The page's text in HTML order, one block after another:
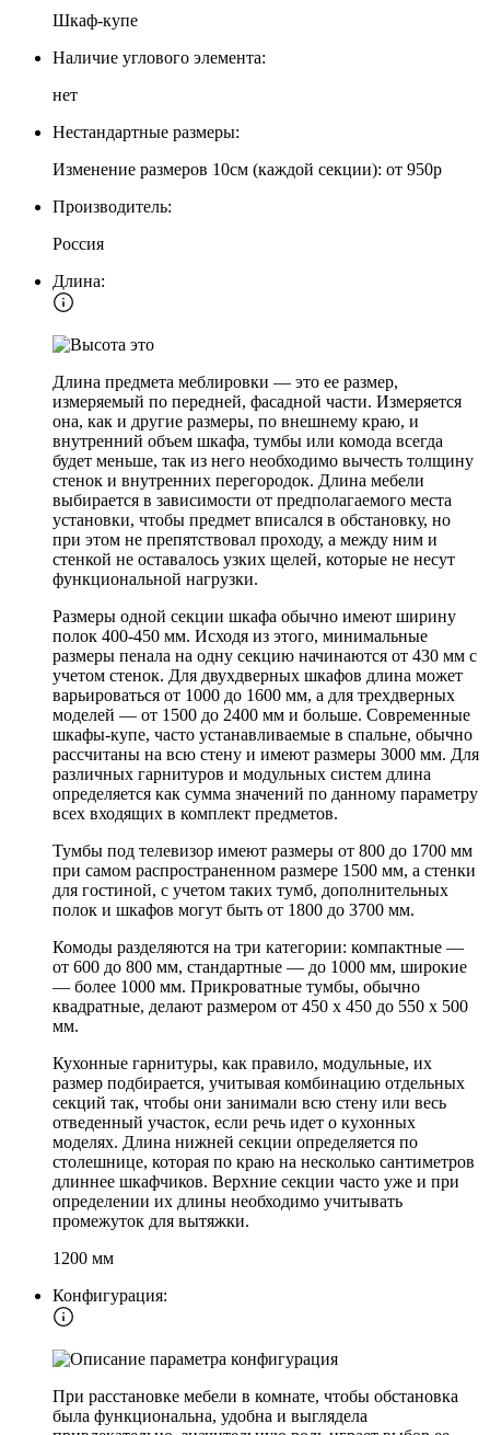
Шкаф-купе
Наличие углового элемента:
нет
Нестандартные размеры:
Изменение размеров 10см (каждой секции): от 950р
Производитель:
Россия
Длина:
Длина предмета меблировки — это ее размер,
измеряемый по передней, фасадной части. Измеряется
она, как и другие размеры, по внешнему краю, и
внутренний объем шкафа, тумбы или комода всегда
будет меньше, так из него необходимо вычесть толщину
стенок и внутренних перегородок. Длина мебели
выбирается в зависимости от предполагаемого места
установки, чтобы предмет вписался в обстановку, но
при этом не препятствовал проходу, а между ним и
стенкой не оставалось узких щелей, которые не несут
функциональной нагрузки.
Размеры одной секции шкафа обычно имеют ширину
полок 400-450 мм. Исходя из этого, минимальные
размеры пенала на одну секцию начинаются от 430 мм с
учетом стенок. Для двухдверных шкафов длина может
варьироваться от 1000 до 1600 мм, а для трехдверных
моделей — от 1500 до 2400 мм и больше. Современные
шкафы-купе, часто устанавливаемые в спальне, обычно
рассчитаны на всю стену и имеют размеры 3000 мм. Для
различных гарнитуров и модульных систем длина
определяется как сумма значений по данному параметру
всех входящих в комплект предметов.
Тумбы под телевизор имеют размеры от 800 до 1700 мм
при самом распространенном размере 1500 мм, а стенки
для гостиной, с учетом таких тумб, дополнительных
полок и шкафов могут быть от 1800 до 3700 мм.
Комоды разделяются на три категории: компактные —
от 600 до 800 мм, стандартные — до 1000 мм, широкие
— более 1000 мм. Прикроватные тумбы, обычно
квадратные, делают размером от 450 х 450 до 550 х 500
мм.
Кухонные гарнитуры, как правило, модульные, их
размер подбирается, учитывая комбинацию отдельных
секций так, чтобы они занимали всю стену или весь
отведенный участок, если речь идет о кухонных
моделях. Длина нижней секции определяется по
столешнице, которая по краю на несколько сантиметров
длиннее шкафчиков. Верхние секции часто уже и при
определении их длины необходимо учитывать
промежуток для вытяжки.
1200 мм
Конфигурация:
При расстановке мебели в комнате, чтобы обстановка
была функциональна, удобна и выглядела